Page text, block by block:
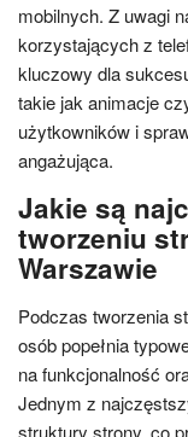
mobilnych. Z uwagi
korzystających z
kluczowy dla
takie jak animacje
użytkowników i
angażująca.
Jakie są
tworzeniu
Warszawie
Podczas tworzenia
osób popełnia
na funkcjonalność
Jednym z
struktury strony, co